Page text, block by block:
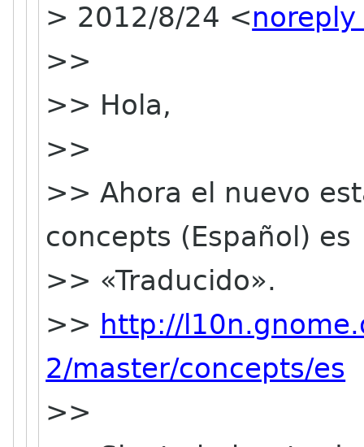
> 2012/8/24 <
>>
>> Hola,
>>
>> Ahora el nuevo
concepts (Español) es
>> «Traducido».
>> http://
2/master/concepts/es
>>